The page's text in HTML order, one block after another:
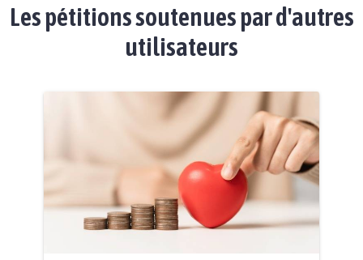
Les pétitions soutenues par d'autres
utilisateurs